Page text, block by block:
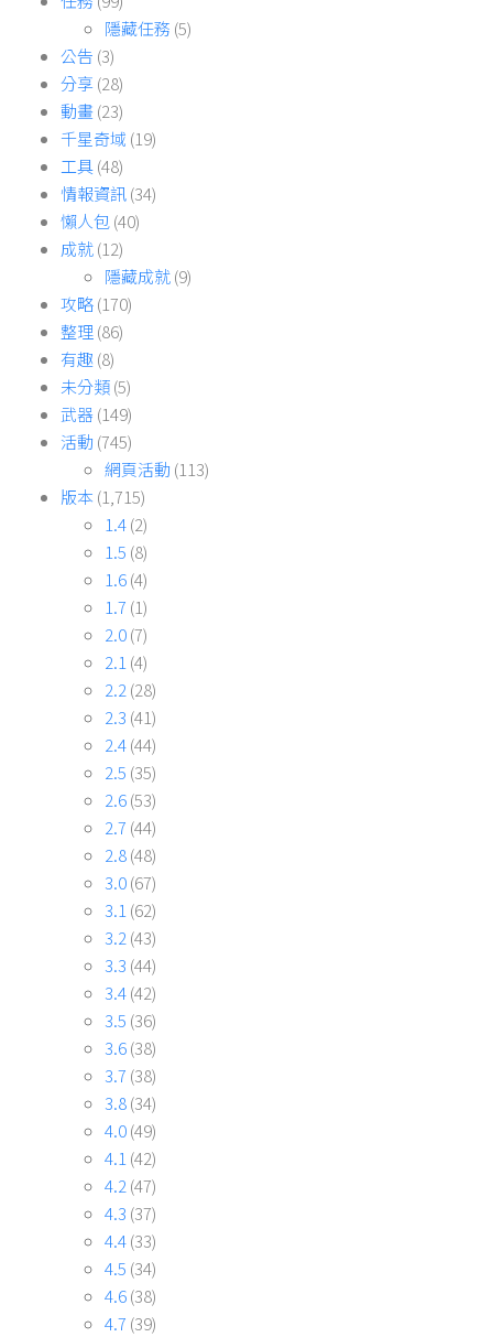
隱藏任務 (5)
公告 (3)
分享(28)
動畫(23)
千星奇域 (19)
工具(48)
情報資訊(34)
懶人包(40)
成就(12)
隱藏成就(9)
攻略(170)
整理(86)
有趣(8)
未分類(5)
武器(149)
活動 (745)
網頁活動 (113)
版本 (1,715)
1.4(2)
1.5 (8)
1.6(4)
1.7 (1)
2.0(7)
2.1 (4)
2.2 (28)
2.3 (41)
2.4(44)
2.5 (35)
2.6(53)
2.7 (44)
2.8(48)
3.0(67)
3.1 (62)
3.2 (43)
3.3 (44)
3.4(42)
3.5 (36)
3.6(38)
3.7 (38)
3.8(34)
4.0(49)
4.1 (42)
4.2 (47)
4.3 (37)
4.4(33)
4.5 (34)
4.6(38)
4.7 (39)